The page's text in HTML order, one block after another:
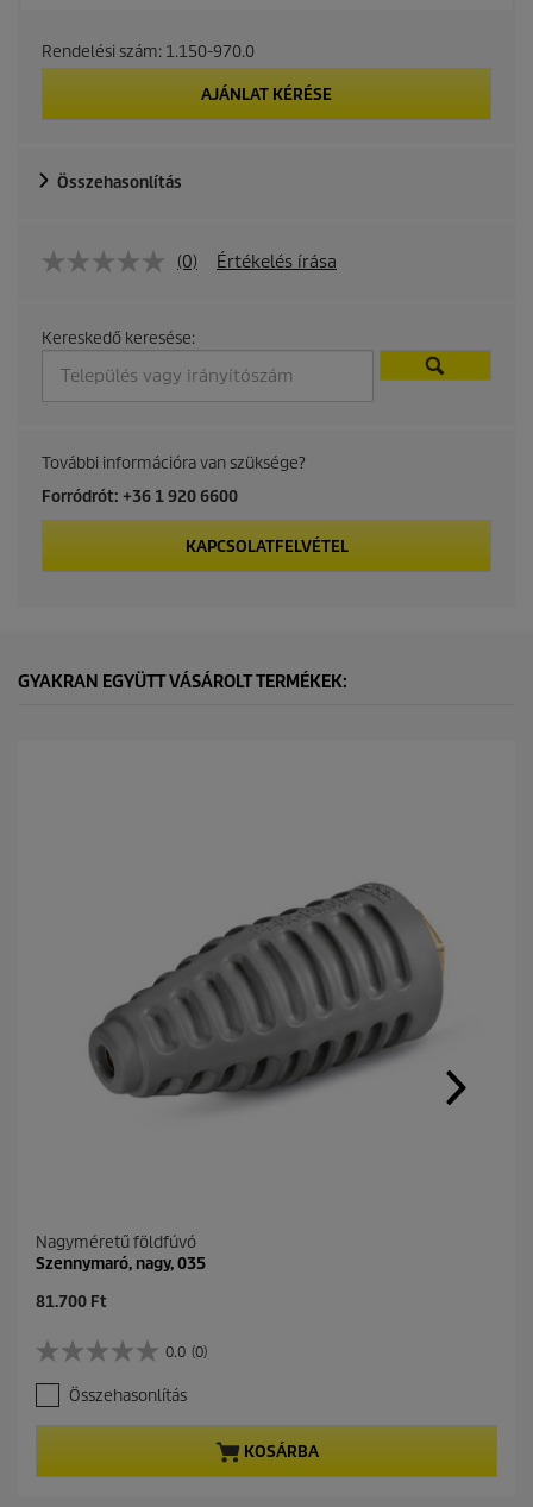
Rendelési szám: 1.150-970.0
AJÁNLAT KÉRÉSE
Összehasonlítás
(0) Értékelés írása
Kereskedő keresése:
További információra van szüksége?
Forródrót: +36 1 920 6600
KAPCSOLATFELVÉTEL
GYAKRAN EGYÜTT VÁSÁROLT TERMÉKEK:
Nagyméretű földfúvó
Szennymaró, nagy, 035
C
r
e
n
t
r
81.700 Ft
0.0 (0)
0
.
0
a
Összehasonlítás
KOSÁRBA